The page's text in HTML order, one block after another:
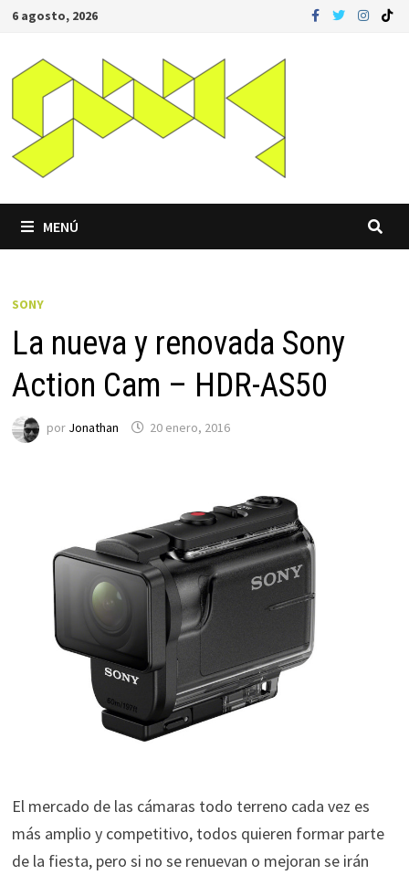
Saltar
contenido
6 agosto, 2026
MENÚ
SONY
La nueva y renovada Sony
Action Cam – HDR-AS50
por Jonathan 20 enero, 2016
El mercado de las cámaras todo terreno cada vez es
más amplio y competitivo, todos quieren formar parte
de la fiesta, pero si no se renuevan o mejoran se irán